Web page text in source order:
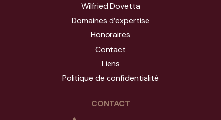
Wilfried Dovetta
Domaines d’expertise
Honoraires
Contact
Liens
Politique de confidentialité
CONTACT